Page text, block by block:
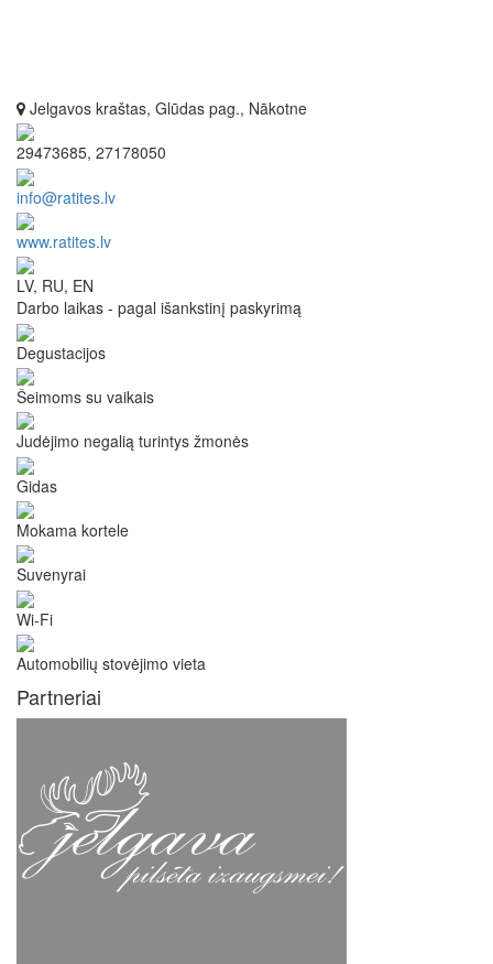
Jelgavos kraštas, Glūdas pag., Nākotne
29473685, 27178050
info@ratites.lv
www.ratites.lv
LV, RU, EN
Darbo laikas - pagal išankstinį paskyrimą
Degustacijos
Šeimoms su vaikais
Judėjimo negalią turintys žmonės
Gidas
Mokama kortele
Suvenyrai
Wi-Fi
Automobilių stovėjimo vieta
Partneriai